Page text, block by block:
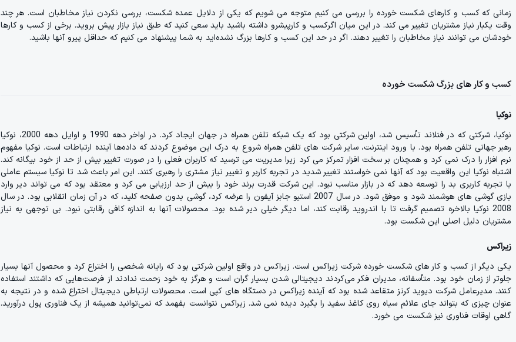
زمانی که کسب و کارهای شکست خورده را بررسی می کنیم متوجه می شویم که یکی از دلایل عمده شکست، بررسی نکردن نیاز مخاطبان است. هر چند
وقت یکبار نیاز مشتریان تغییر می کند. در این میان اگرکسب و کارپیشرو داشته باشید باید سعی کنید که طبق نیاز بازار پیش بروید. برخی از کسب و کارها
خودشان می توانند نیاز مخاطبان را تغییر دهند. اگر در حد این کسب و کارها بزرگ نشده‌اید به شما پیشنهاد می کنیم که حداقل پیرو آنها باشید.
کسب و کار های بزرگ شکست خورده
نوکیا
نوکیا، شرکتی که در فنلاند تأسیس شد، اولین شرکتی بود که یک شبکه تلفن همراه در جهان ایجاد کرد. در اواخر دهه 1990 و اوایل دهه 2000، نوکیا
رهبر جهانی تلفن همراه بود. با ورود اینترنت، سایر شرکت های تلفن همراه شروع به درک این موضوع کردند که داده‌ها آینده ارتباطات است. نوکیا مفهوم
نرم افزار را درک نمی کرد و همچنان بر سخت افزار تمرکز می کرد زیرا مدیریت می ترسید که کاربران فعلی را در صورت تغییر بیش از حد از خود بیگانه کند.
اشتباه نوکیا این واقعیت بود که آنها نمی خواستند تغییر شدید در تجربه کاربر و تغییر نیاز مشتری را رهبری کنند. این امر باعث شد تا نوکیا سیستم عاملی
با تجربه کاربری بد را توسعه دهد که در بازار مناسب نبود. این شرکت قدرت برند خود را بیش از حد ارزیابی می کرد و معتقد بود که می تواند دیر وارد
بازی گوشی های هوشمند شود و موفق شود. در سال 2007 استیو جابز آیفون را عرضه کرد، گوشی بدون صفحه کلید، که در آن زمان انقلابی بود. در سال
2008 نوکیا بالاخره تصمیم گرفت تا با اندروید رقابت کند، اما دیگر خیلی دیر شده بود. محصولات آنها به اندازه کافی رقابتی نبود. بی توجهی به نیاز
مشتریان دلیل اصلی این شکست بود.
زیراکس
یکی دیگر از کسب و کار های شکست خورده شرکت زیراکس است. زیراکس در واقع اولین شرکتی بود که رایانه شخصی را اختراع کرد و محصول آنها بسیار
جلوتر از زمان خود بود. متأسفانه، مدیران فکر می‌کردند دیجیتالی شدن بسیار گران است و هرگز به خود زحمت ندادند از فرصت‌هایی که داشتند استفاده
کنند. مدیرعامل شرکت دیوید کرنز متقاعد شده بود که آینده زیراکس در دستگاه های کپی است. محصولات ارتباطی دیجیتال اختراع شده و در نتیجه به
عنوان چیزی که بتواند جای علائم سیاه روی کاغذ سفید را بگیرد دیده نمی شد. زیراکس نتوانست بفهمد که نمی‌توانید همیشه از یک فناوری پول درآورید.
گاهی اوقات فناوری نیز شکست می خورد.